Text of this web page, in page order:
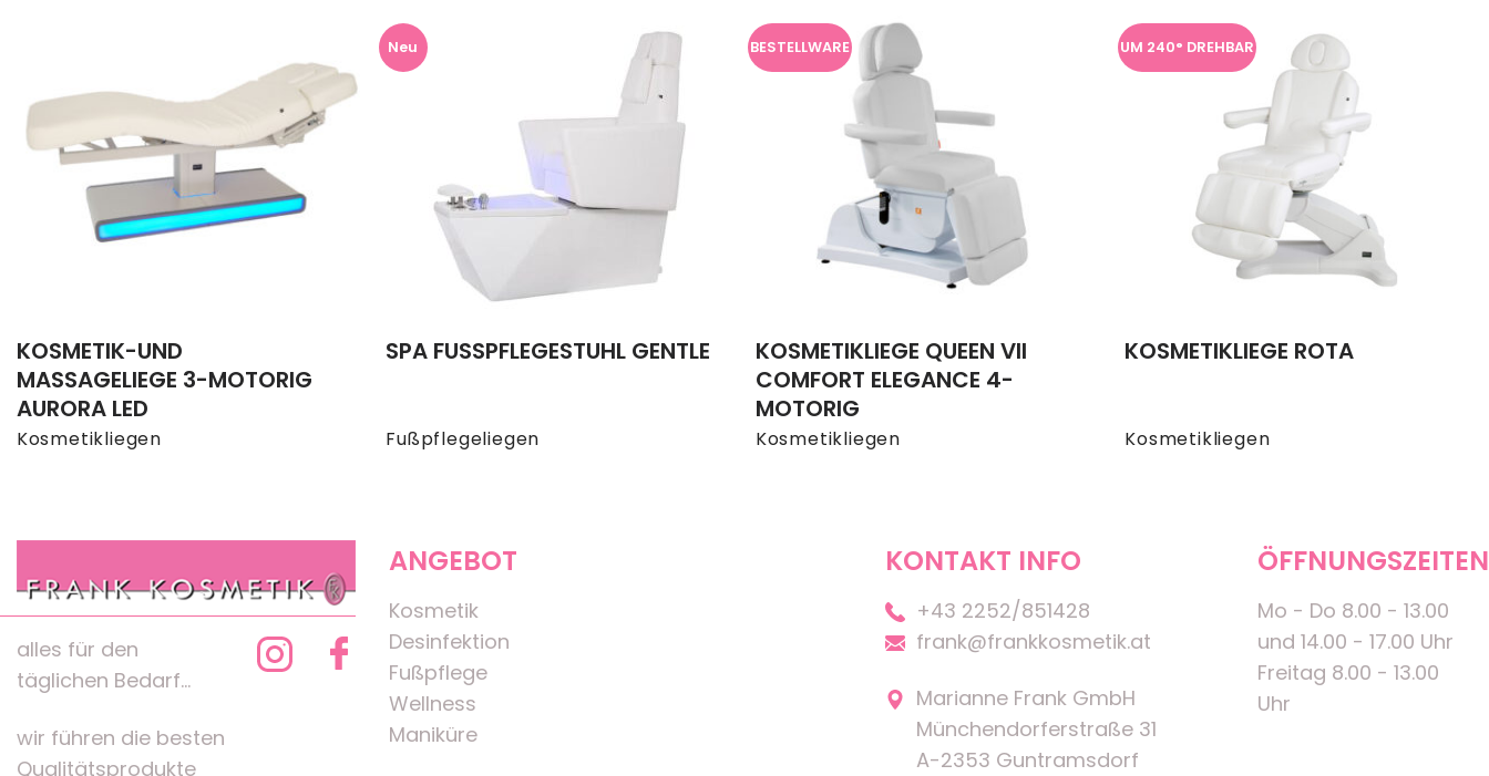
Kosmetikliegen
KOSMETIK-UND
MASSAGELIEGE 3-MOTORIG
AURORA LED
Neu
Fußpflegeliegen
SPA FUSSPFLEGESTUHL GENTLE
BESTELLWARE
Kosmetikliegen
KOSMETIKLIEGE QUEEN VII
COMFORT ELEGANCE 4-
MOTORIG
UM 240° DREHBAR
Kosmetikliegen
KOSMETIKLIEGE ROTA
alles für den
täglichen Bedarf...
wir führen die besten
Qualitätsprodukte
ANGEBOT
Kosmetik
Desinfektion
Fußpflege
Wellness
Maniküre
KONTAKT INFO
+43 2252/851428
frank@frankkosmetik.at
Marianne Frank GmbH
Münchendorferstraße 31
A-2353 Guntramsdorf
ÖFFNUNGSZEITEN
Mo - Do 8.00 - 13.00
und 14.00 - 17.00 Uhr
Freitag 8.00 - 13.00
Uhr